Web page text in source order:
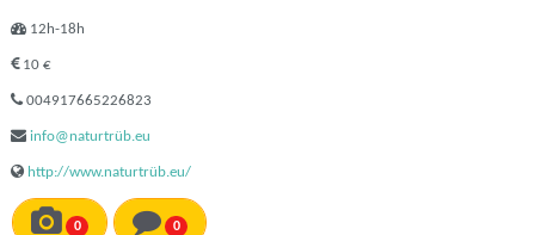
12h-18h
10 €
004917665226823
info@naturtrüb.eu
http://www.naturtrüb.eu/
0 0